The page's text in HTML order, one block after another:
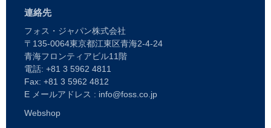
連絡先
フォス・ジャパン株式会社
〒135-0064東京都江東区青海2-4-24
青海フロンティアビル11階
電話: +81 3 5962 4811
Fax: +81 3 5962 4812
E メールアドレス : info@foss.co.jp
Webshop